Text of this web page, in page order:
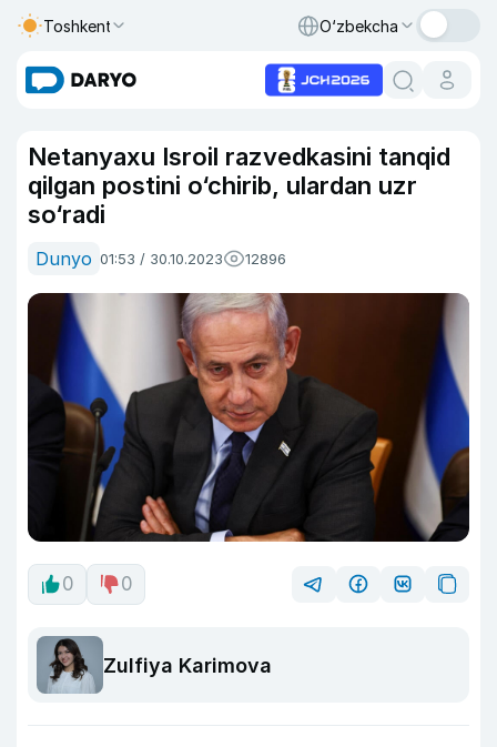
Toshkent O‘zbekcha
Netanyaxu Isroil razvedkasini tanqid
qilgan postini o‘chirib, ulardan uzr
so‘radi
Dunyo 01:53 / 30.10.2023 12896
0 0
Zulfiya Karimova